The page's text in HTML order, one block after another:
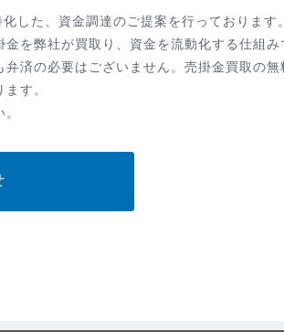
した、資金調達のご提案を行っております
を弊社が買取り、資金を流動化する仕組み
済の必要はございません。売掛金買取の無
す。